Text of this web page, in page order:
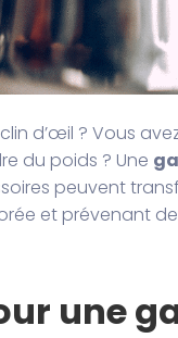
d’œil ? Vous
du poids ? Une
peuvent
et prévenant
une